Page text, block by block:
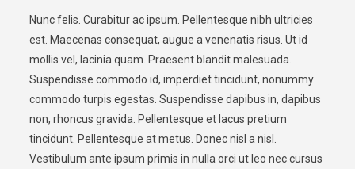
Nunc felis. Curabitur ac ipsum. Pellentesque nibh ultricies
est. Maecenas consequat, augue a venenatis risus. Ut id
mollis vel, lacinia quam. Praesent blandit malesuada.
Suspendisse commodo id, imperdiet tincidunt, nonummy
commodo turpis egestas. Suspendisse dapibus in, dapibus
non, rhoncus gravida. Pellentesque et lacus pretium
tincidunt. Pellentesque at metus. Donec nisl a nisl.
Vestibulum ante ipsum primis in nulla orci ut leo nec cursus